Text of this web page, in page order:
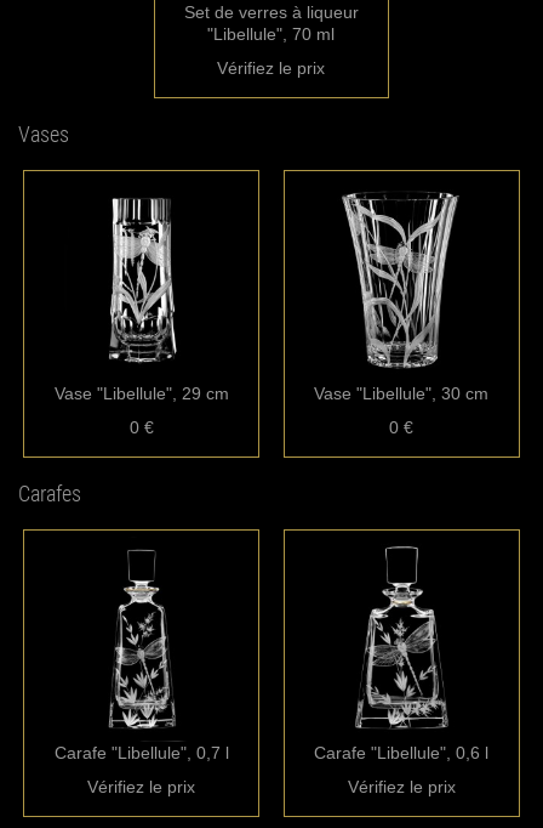
Set de verres à liqueur
"Libellule", 70 ml
Vérifiez le prix
Vases
Vase "Libellule", 29 cm
0 €
Vase "Libellule", 30 cm
0 €
Carafes
Carafe "Libellule", 0,7 l
Vérifiez le prix
Carafe "Libellule", 0,6 l
Vérifiez le prix